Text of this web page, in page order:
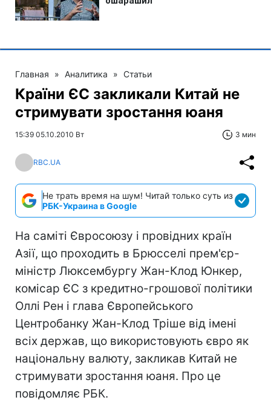
Главная » Аналитика » Статьи
Країни ЄС закликали Китай не
стримувати зростання юаня
15:39 05.10.2010 Вт 3 мин
RBC.UA
Не трать время на шум! Читай только суть из
РБК-Украина в Google
На саміті Євросоюзу і провідних країн
Азії, що проходить в Брюсселі прем'єр-
міністр Люксембургу Жан-Клод Юнкер,
комісар ЄС з кредитно-грошової політики
Оллі Рен і глава Європейського
Центробанку Жан-Клод Тріше від імені
всіх держав, що використовують євро як
національну валюту, закликав Китай не
стримувати зростання юаня. Про це
повідомляє РБК.